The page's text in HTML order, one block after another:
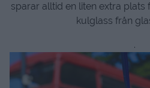
sparar alltid en liten extra plats
kulglass från
.